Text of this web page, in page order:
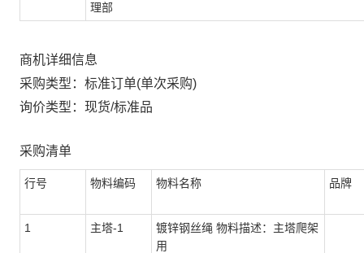
理部
商机详细信息
采购类型：标准订单(单次采购)
询价类型：现货/标准品
采购清单
行号 物料编码 物料名称 品牌
1 主塔-1
镀锌钢丝绳 物料描述：主塔爬架
用